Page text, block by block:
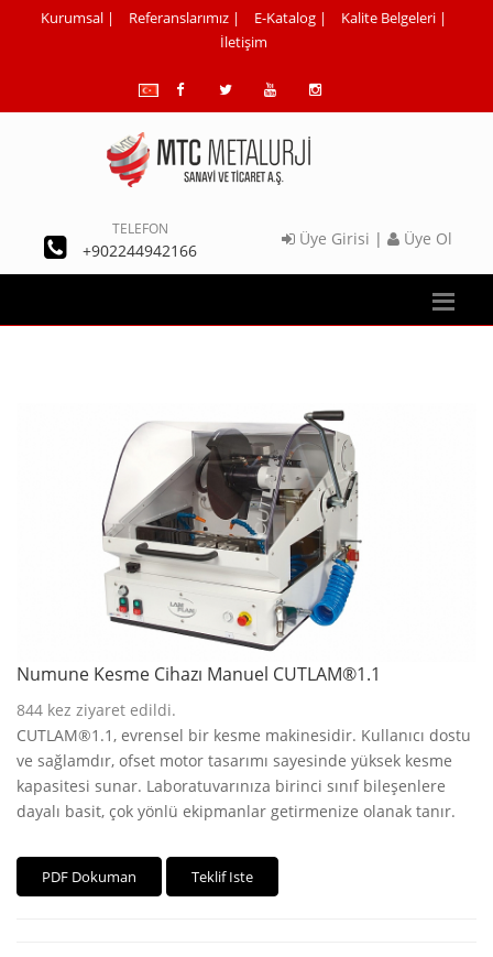
Kurumsal | Referanslarımız | E-Katalog | Kalite Belgeleri |
İletişim
TELEFON
+902244942166
Üye Girisi | Üye Ol
Numune Kesme Cihazı Manuel CUTLAM®1.1
844 kez ziyaret edildi.
CUTLAM®1.1, evrensel bir kesme makinesidir. Kullanıcı dostu
ve sağlamdır, ofset motor tasarımı sayesinde yüksek kesme
kapasitesi sunar. Laboratuvarınıza birinci sınıf bileşenlere
dayalı basit, çok yönlü ekipmanlar getirmenize olanak tanır.
PDF Dokuman Teklif Iste